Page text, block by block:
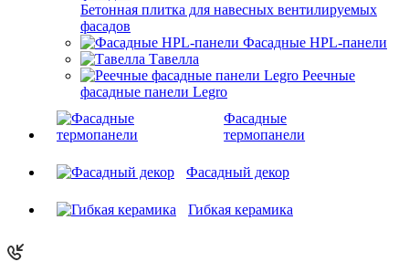
Бетонная плитка для навесных вентилируемых
фасадов
Фасадные HPL-панели
Тавелла
Реечные
фасадные панели Legro
Фасадные
термопанели
Фасадный декор
Гибкая керамика